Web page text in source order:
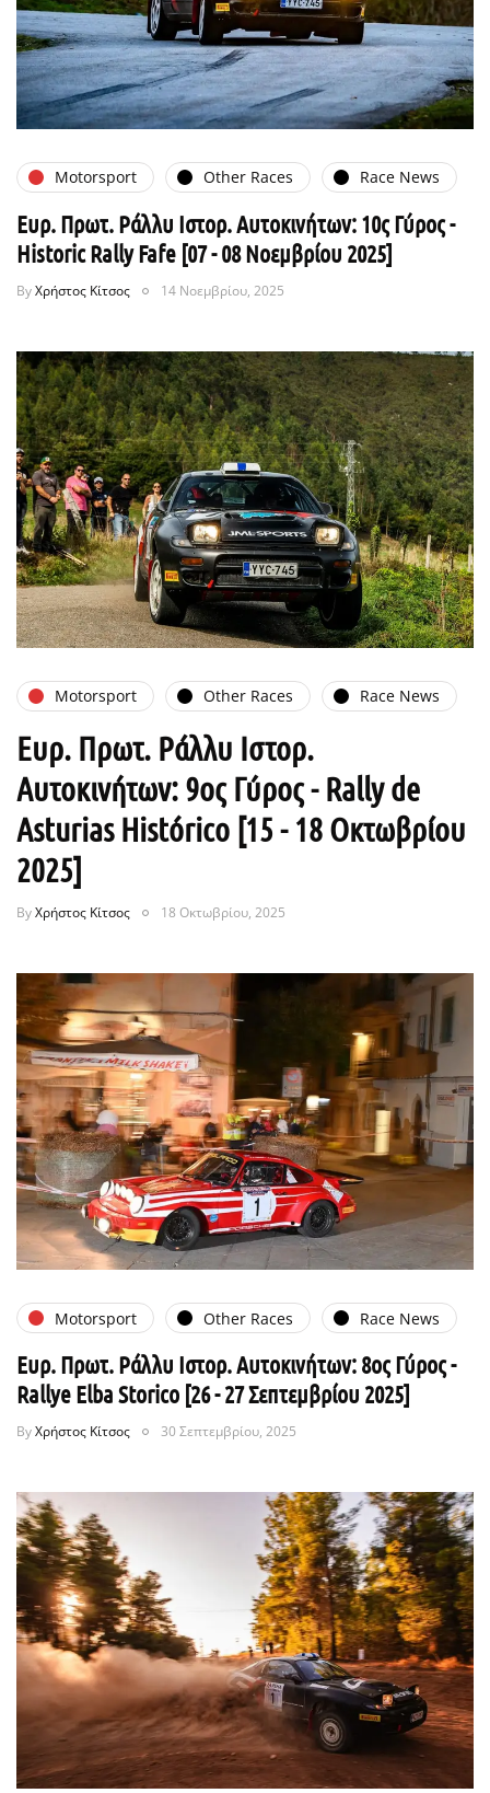
Motorsport Other Races Race News
Ευρ. Πρωτ. Ράλλυ Ιστορ. Αυτοκινήτων: 10ς Γύρος -
Historic Rally Fafe [07 - 08 Νοεμβρίου 2025]
ByΧρήστος Κίτσος 14 Νοεμβρίου, 2025
Motorsport Other Races Race News
Ευρ. Πρωτ. Ράλλυ Ιστορ.
Αυτοκινήτων: 9ος Γύρος - Rally de
Asturias Histórico [15 - 18 Οκτωβρίου
2025]
ByΧρήστος Κίτσος 18 Οκτωβρίου, 2025
Motorsport Other Races Race News
Ευρ. Πρωτ. Ράλλυ Ιστορ. Αυτοκινήτων: 8ος Γύρος -
Rallye Elba Storico [26 - 27 Σεπτεμβρίου 2025]
ByΧρήστος Κίτσος 30 Σεπτεμβρίου, 2025